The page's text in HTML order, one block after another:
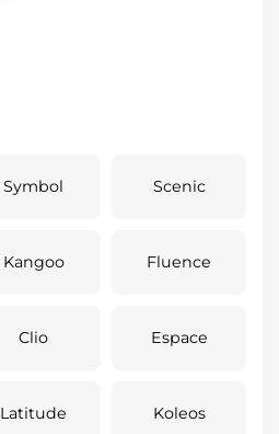
Symbol Scenic
Kangoo Fluence
Clio Espace
Latitude Koleos